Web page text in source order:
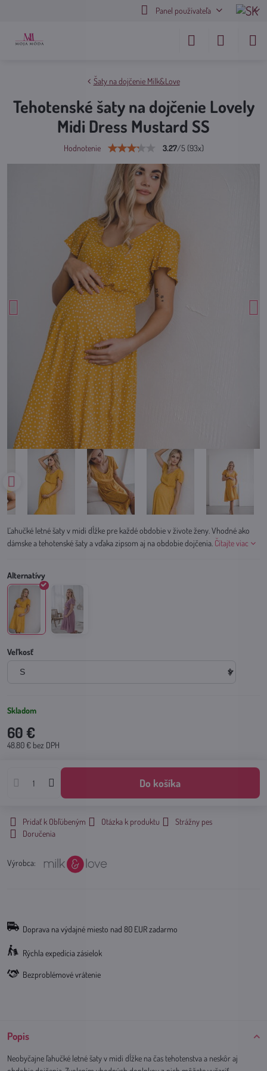
Panel používateľa
Šaty na dojčenie Milk&Love
Tehotenské šaty na dojčenie Lovely
Midi Dress Mustard SS
Hodnotenie 3.27/5 (93x)
Ľahučké letné šaty v midi dĺžke pre každé obdobie v živote ženy. Vhodné ako
dámske a tehotenské šaty a vďaka zipsom aj na obdobie dojčenia. Čítajte viac
Veľkosť
Skladom
60 €
48.80 € bez DPH
Do košíka
Pridať k Obľúbeným Otázka k produktu
Strážny pes
Doručenia
Výrobca:
Doprava na výdajné miesto nad 80 EUR zadarmo
Rýchla expedícia zásielok
Bezproblémové vrátenie
Popis
Neobyčajne ľahučké letné šaty v midi dĺžke na čas tehotenstva a neskôr aj